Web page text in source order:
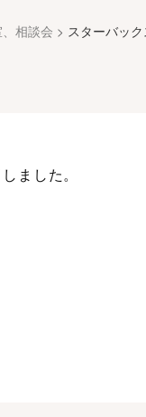
相談会 > スターバッ
ました。